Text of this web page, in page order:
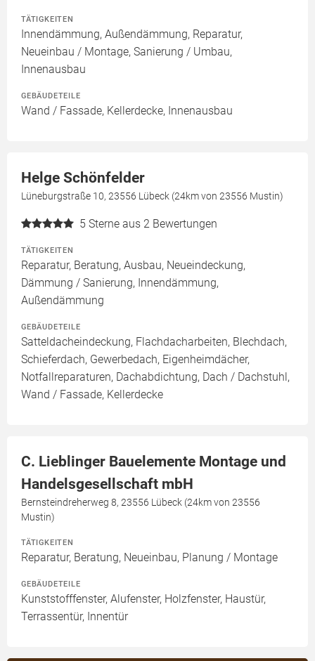
TÄTIGKEITEN
Innendämmung, Außendämmung, Reparatur,
Neueinbau / Montage, Sanierung / Umbau,
Innenausbau
GEBÄUDETEILE
Wand / Fassade, Kellerdecke, Innenausbau
Helge Schönfelder
Lüneburgstraße 10, 23556 Lübeck (24km von 23556 Mustin)
5 Sterne aus 2 Bewertungen
TÄTIGKEITEN
Reparatur, Beratung, Ausbau, Neueindeckung,
Dämmung / Sanierung, Innendämmung,
Außendämmung
GEBÄUDETEILE
Satteldacheindeckung, Flachdacharbeiten, Blechdach,
Schieferdach, Gewerbedach, Eigenheimdächer,
Notfallreparaturen, Dachabdichtung, Dach / Dachstuhl,
Wand / Fassade, Kellerdecke
C. Lieblinger Bauelemente Montage und
Handelsgesellschaft mbH
Bernsteindreherweg 8, 23556 Lübeck (24km von 23556
Mustin)
TÄTIGKEITEN
Reparatur, Beratung, Neueinbau, Planung / Montage
GEBÄUDETEILE
Kunststofffenster, Alufenster, Holzfenster, Haustür,
Terrassentür, Innentür